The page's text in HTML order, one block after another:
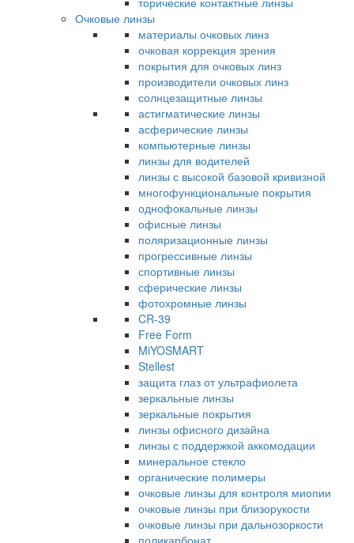
Очковые линзы
материалы очковых линз
очковая коррекция зрения
покрытия для очковых линз
производители очковых линз
солнцезащитные линзы
астигматические линзы
асферические линзы
компьютерные линзы
линзы для водителей
линзы с высокой базовой кривизной
многофункциональные покрытия
однофокальные линзы
офисные линзы
поляризационные линзы
прогрессивные линзы
спортивные линзы
сферические линзы
фотохромные линзы
CR-39
Free Form
MiYOSMART
Stellest
защита глаз от ультрафиолета
зеркальные линзы
зеркальные покрытия
линзы офисного дизайна
линзы с поддержкой аккомодации
минеральное стекло
органические полимеры
очковые линзы для контроля миопии
очковые линзы при близорукости
очковые линзы при дальнозоркости